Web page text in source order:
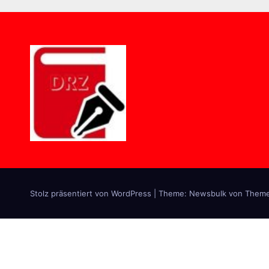
Stolz präsentiert von WordPress Theme: Newsbulk von